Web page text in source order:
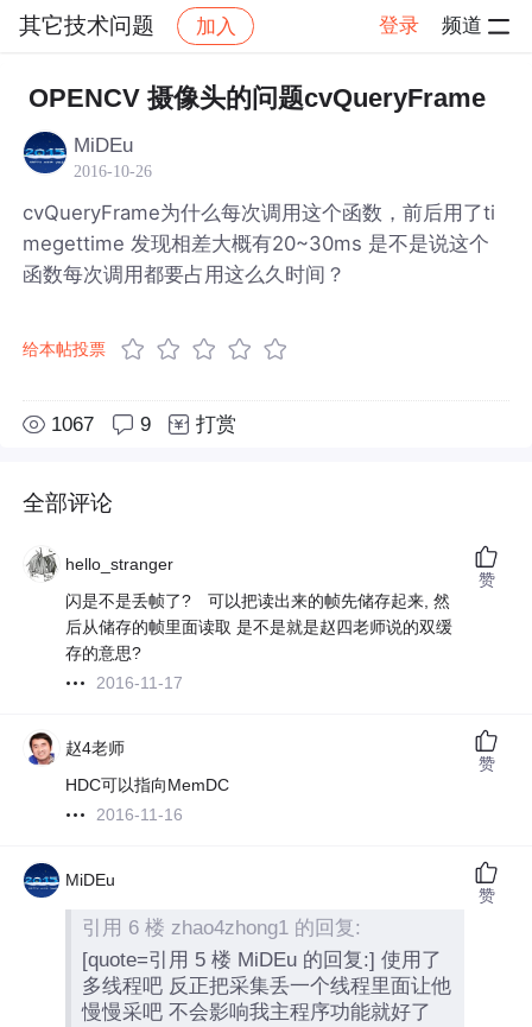
其它技术问题 加入 登录 频道
社区 其它技术问题 帖子详情
OPENCV 摄像头的问题cvQueryFrame
MiDEu
2016-10-26
cvQueryFrame为什么每次调用这个函数，前后用了ti
megettime 发现相差大概有20~30ms 是不是说这个
函数每次调用都要占用这么久时间？
给本帖投票
1067 9 打赏
全部评论
hello_stranger
闪是不是丢帧了? 可以把读出来的帧先储存起来, 然
后从储存的帧里面读取 是不是就是赵四老师说的双缓
存的意思?
2016-11-17
赞
赵4老师
HDC可以指向MemDC
2016-11-16
赞
MiDEu
引用 6 楼 zhao4zhong1 的回复:
[quote=引用 5 楼 MiDEu 的回复:] 使用了
多线程吧 反正把采集丢一个线程里面让他
慢慢采吧 不会影响我主程序功能就好了
赞